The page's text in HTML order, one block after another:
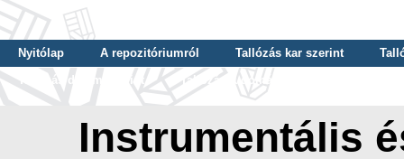
Nyitólap A repozitóriumról Tallózás kar szerint
Tallózás dátum szerint
Tallózás tudományterület szerint
Instrumentális